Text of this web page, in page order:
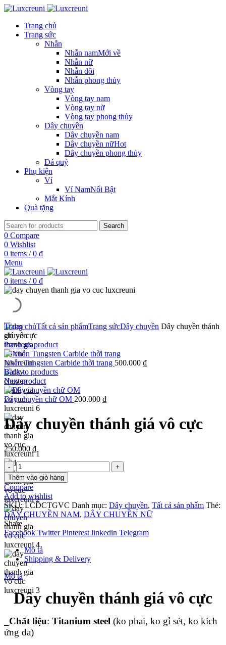
Trang chủ
Trang sức
Nhẫn
Nhẫn namMới về
Nhẫn nữ
Nhẫn đôi
Nhẫn phong thủy
Vòng tay
Vòng tay nam
Vòng tay nữ
Vòng tay phong thủy
Dây chuyền
Dây chuyền nam
Dây chuyền nữHot
Dây chuyền phong thủy
Đá quý
Phụ kiện
Ví
Ví NamNổi Bật
Mắt Kính
Quà tặng
Search
0 Compare
0 Wishlist
0 items / 0 ₫
Menu
0 items / 0 ₫
Trang chủTất cả sản phẩmTrang sứcDây chuyền Dây chuyền thánh
giá vô cực
Previous product
Nhẫn Tungsten Carbide thời trang 500.000 ₫
Back to products
Next product
Dây chuyền chữ OM 200.000 ₫
Dây chuyền thánh giá vô cực
250.000 ₫
Dây
chuyền
thánh
giá
vô
cực
số
lượng
Thêm vào giỏ hàng
Compare
Add to wishlist
SKU:LCDCTGVC Danh mục: Dây chuyền, Tất cả sản phẩm Thẻ:
DÂY CHUYỀN NAM, DÂY CHUYỀN NỮ
Share
Facebook Twitter Pinterest linkedin Telegram
Mô tả
Shipping & Delivery
Mô tả
Dây chuyền thánh giá vô cực
Chất liệu: Titanium steel (ko phai, ko gỉ sét, ko kích
ứng da)